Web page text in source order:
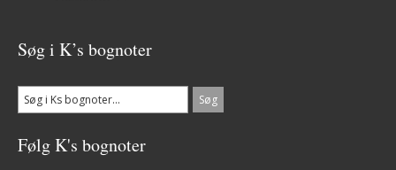
Søg i K’s bognoter
Følg K's bognoter